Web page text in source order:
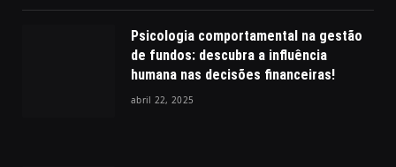
Psicologia comportamental na gestão
de fundos: descubra a influência
humana nas decisões financeiras!
abril 22, 2025